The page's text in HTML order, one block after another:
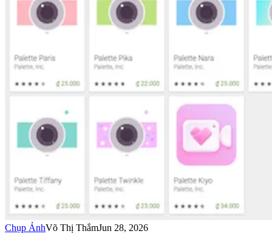
Chụp ẢnhVõ Thị ThắmJun 28, 2026